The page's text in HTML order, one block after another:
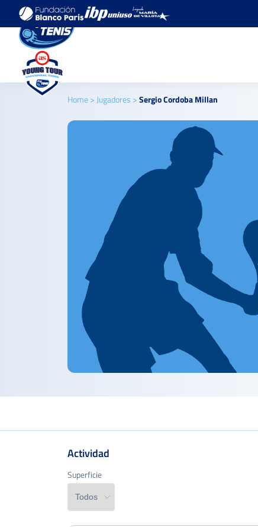
Home> Jugadores >Sergio Cordoba Millan
Superficie
Actividad
Superficie